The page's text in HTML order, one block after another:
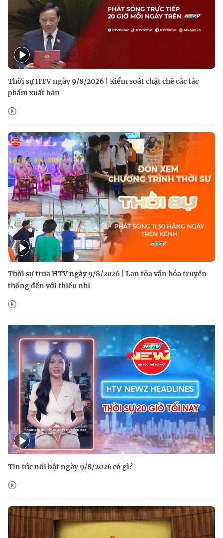
Thời sự HTV ngày 9/8/2026 | Kiểm soát chặt chẽ các tác
phẩm xuất bản
Thời sự trưa HTV ngày 9/8/2026 | Lan tỏa văn hóa truyền
thống đến với thiếu nhi
Tin tức nổi bật ngày 9/8/2026 có gì?